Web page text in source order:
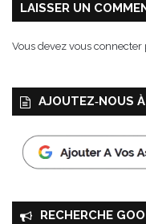
s
c
LAISSER UN
Vous devez vous connecter
AJOUTEZ‑NOUS
RECHERCHE